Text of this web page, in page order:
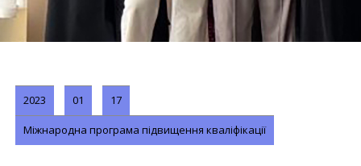
2023 01 17
Міжнародна програма підвищення кваліфікації